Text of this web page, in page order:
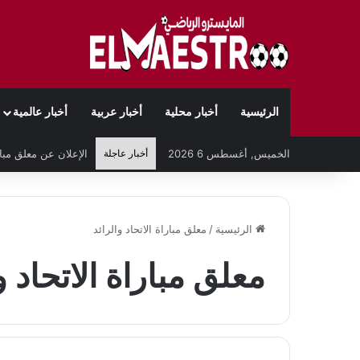
الرئيسية أخبار محلية أخبار عربية أخبار عالمية
الخميس, أغسطس 6 2026 أخبار عاجلة
الرئيسية / معلق مباراة الاتحاد والرائد
معلق مباراة الاتحاد